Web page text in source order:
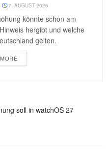
7. AUGUST 2026
könnte schon am
hergibt und welche
gelten.
soll in watchOS 27